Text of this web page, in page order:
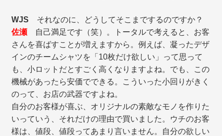
WJS それなのに、どうしてそこまでするのですか？
佐瀬 自己満足です（笑）。トータルで考えると、お客
さんを喜ばすことが増えますから。例えば、凝ったデザ
インのチームシャツを「10枚だけ欲しい」って思って
も、小ロットだとすごく高くなりますよね。でも、この
機械があったら安価でできる。こういった小回りがきく
のって、お店の武器ですよね。
自分のお客様が喜ぶ、オリジナルの素敵なモノを作りた
いっていう、それだけの理由で買いました。ウチのお客
様は、値段、値段ってあまり言いません。自分の欲しい